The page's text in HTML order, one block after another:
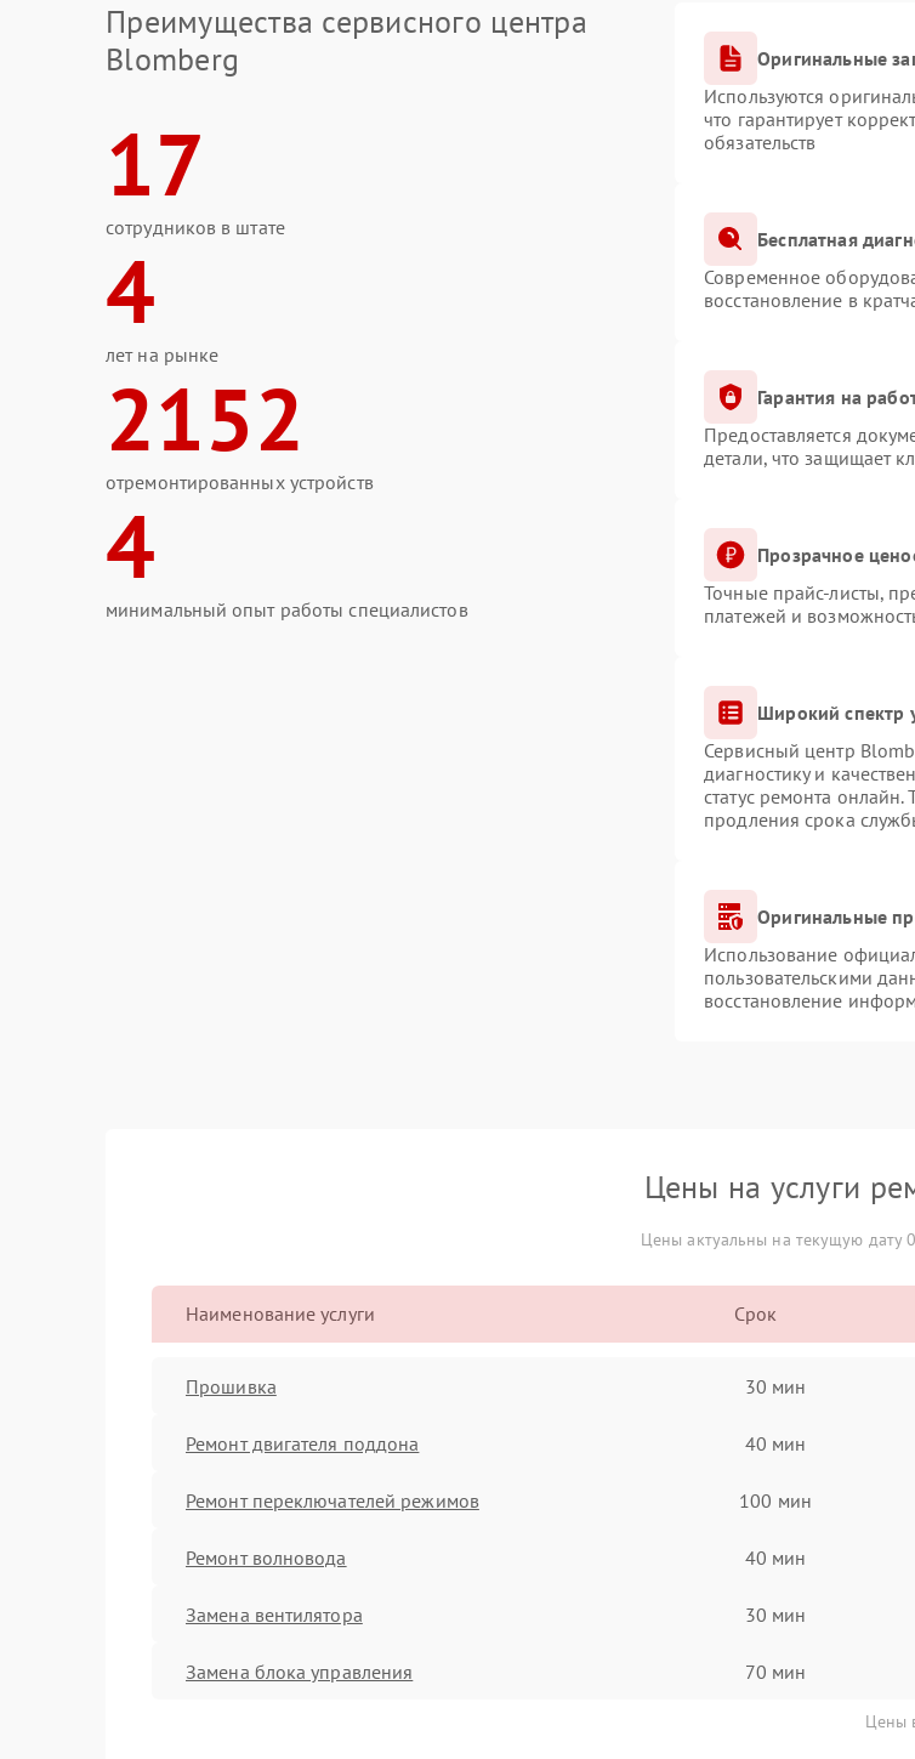
Преимущества сервисного центра
Blomberg
17
сотрудников в штате
4
лет на рынке
2152
отремонтированных устройств
4
минимальный опыт работы специалистов
Оригинальные
Используются
что гарантирует
обязательств
Бесплатная
Современное
восстановление в
Гарантия на
Предоставляется
детали, что защищает
Прозрачное
Точные прайс-листы,
платежей и
Широкий спектр
Сервисный центр
диагностику и
статус ремонта
продления срока
Оригинальные
Использование
пользовательскими
восстановление
Цены на услуги
Цены актуальны на текущую дату
Наименование услуги Срок
Прошивка 30 мин
Ремонт двигателя поддона 40 мин
Ремонт переключателей режимов 100 мин
Ремонт волновода 40 мин
Замена вентилятора 30 мин
Замена блока управления 70 мин
Цены